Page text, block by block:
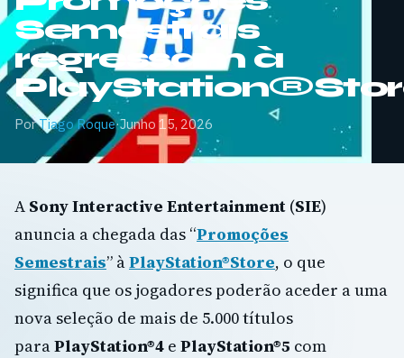
Semestrais
regressam à
PorTiago Roque·Junho 15, 2026
A Sony Interactive Entertainment (SIE)
anuncia a chegada das “Promoções
Semestrais” àPlayStation®Store, o que
significa que os jogadores poderão aceder a uma
nova seleção de mais de 5.000 títulos
paraPlayStation®4 e PlayStation®5 com